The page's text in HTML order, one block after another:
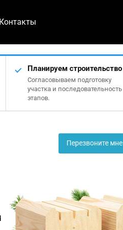
Контакты
Планируем строительство
Согласовываем подготовку
участка и последовательность
этапов.
Перезвоните мне